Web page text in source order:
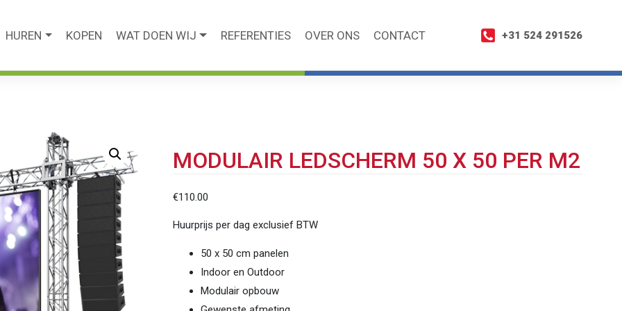
HUREN KOPEN WAT DOEN WIJ REFERENTIES OVER ONS CONTACT +31 524 291526
MODULAIR LEDSCHERM 50 X 50 PER M2
€110.00
Huurprijs per dag exclusief BTW
50 x 50 cm panelen
Indoor en Outdoor
Modulair opbouw